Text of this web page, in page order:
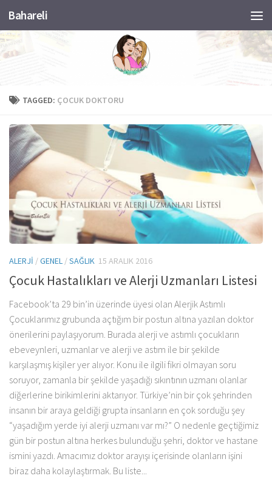
Skip to content
Bahareli
TAGGED: ÇOCUK DOKTORU
ALERJI /GENEL /SAĞLIK 15 ARALIK 2016
Çocuk Hastalıkları ve Alerji Uzmanları Listesi
Facebook’ta 29 bin’in üzerinde üyesi olan Alerjik Astımlı
Çocuklarımız grubunda açtığım bir postun altına yazılan doktor
önerilerini paylaşıyorum. Burada alerji ve astımlı çocukların
ebeveynleri, uzmanlar ve alerji ve astım ile bir şekilde
karşılaşmış kişiler yer alıyor. Konu ile ilgili fikri olmayan soru
soruyor, zamanla bir şekilde yaşadığı sıkıntının uzmanı olanlar
diğerlerine birikimlerini aktarıyor. Türkiye’nin bir çok şehrinden
insanın bir araya geldiği grupta insanların en çok sorduğu şey
“yaşadığım yerde iyi alerji uzmanı var mı?” O nedenle geçtiğimiz
gün bir postun altına herkes bulunduğu şehri, doktor ve hastane
ismini yazdı. Amacımız doktor arayışı içerisinde olanların işini
biraz daha kolaylaştırmak. Bu liste...